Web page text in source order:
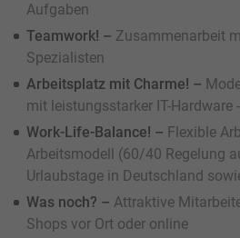
Aufgaben
Teamwork! – Zusammenarbeit
Spezialisten
Arbeitsplatz mit Charme! –
mit leistungsstarker IT-Hardware
Work-Life-Balance! – Flexible
Arbeitsmodell (60/40 Regelung
Urlaubstage in Deutschland
Was noch? – Attraktive
Shops vor Ort oder online